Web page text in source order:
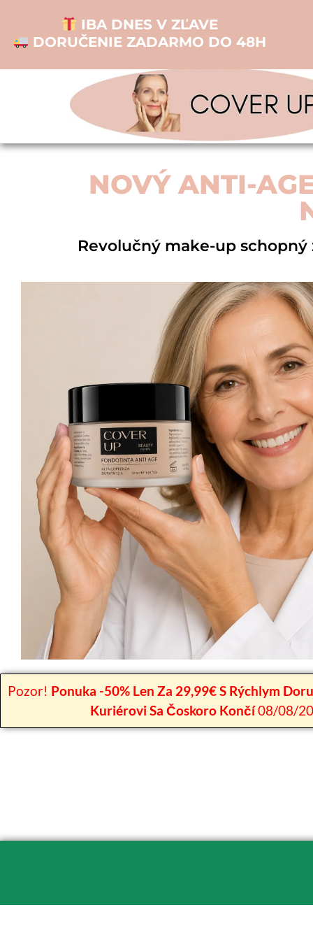
IBA DNES V ZĽAVE
DORUČENIE ZADARMO DO 48H
NOVÝ ANTI-
Revolučný make-up
Pozor! Ponuka -50% Len Za 29,99€ S Rýchlym
Kuriérovi Sa Čoskoro Končí08/08/